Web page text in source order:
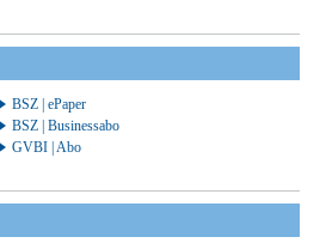
BSZ | ePaper
BSZ | Businessabo
GVBI | Abo